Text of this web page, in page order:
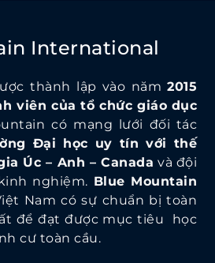
International
thành lập vào năm2015
viên của tổ chức giáo dục
có mạng lưới đối tác
Đại học uy tín với thế
Úc – Anh – Canada và đội
nghiệm. Blue Mountain
Nam có sự chuẩn bị toàn
để đạt được mục tiêu học
cư toàn cầu.